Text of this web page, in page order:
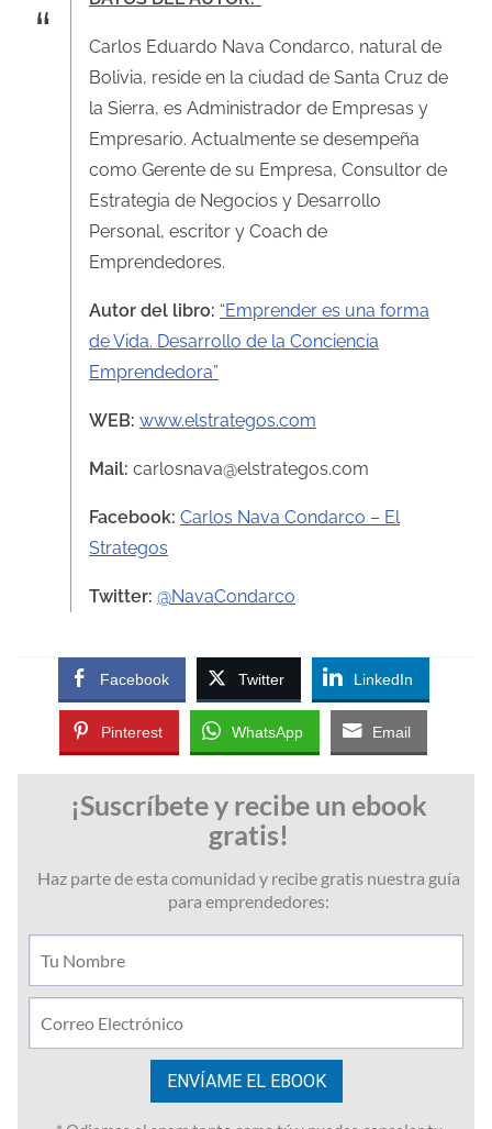
Carlos Eduardo Nava Condarco, natural de
Bolivia, reside en la ciudad de Santa Cruz de
la Sierra, es Administrador de Empresas y
Empresario. Actualmente se desempeña
como Gerente de su Empresa, Consultor de
Estrategia de Negocios y Desarrollo
Personal, escritor y Coach de
Emprendedores.
Autor del libro: “Emprender es una forma
de Vida. Desarrollo de la Conciencia
Emprendedora”
WEB: www.elstrategos.com
Mail: carlosnava@elstrategos.com
Facebook: Carlos Nava Condarco – El
Strategos
Twitter: @NavaCondarco
Facebook Twitter LinkedIn
Pinterest WhatsApp Email